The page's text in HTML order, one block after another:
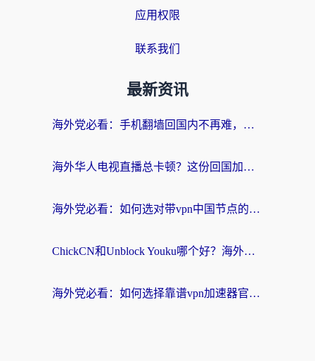
应用权限
联系我们
最新资讯
海外党必看：手机翻墙回国内不再难，一篇搞定无缝访问国内资源指南
海外华人电视直播总卡顿？这份回国加速器选择指南帮你无缝看国内资源
海外党必看：如何选对带vpn中国节点的加速器？无缝访问国内资源全攻略
ChickCN和Unblock Youku哪个好？海外党亲测4款热门回国加速器，附避坑指南
海外党必看：如何选择靠谱vpn加速器官网？轻松解决国内APP地区限制